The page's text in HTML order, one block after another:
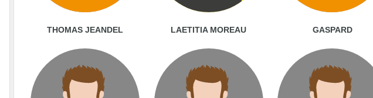
THOMAS JEANDEL LAETITIA MOREAU GASPARD